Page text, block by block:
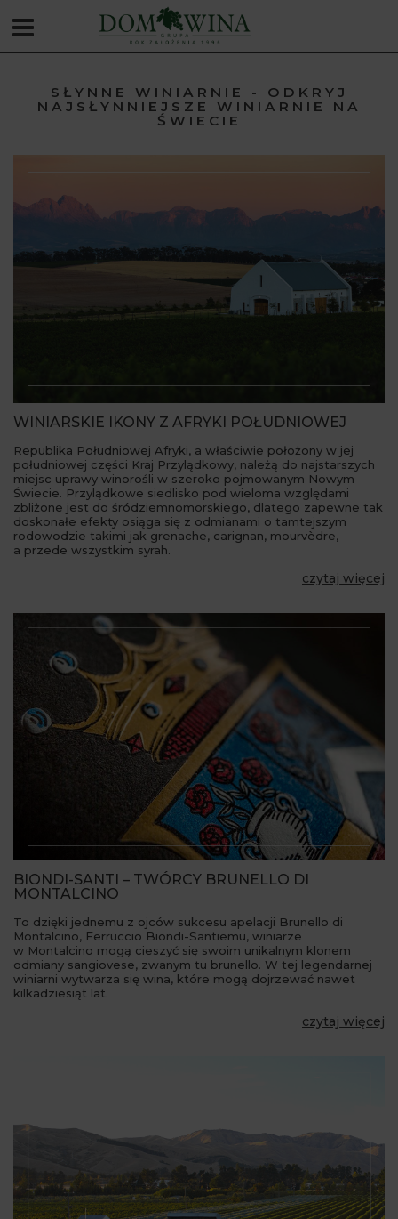
SŁYNNE WINIARNIE - ODKRYJ
NAJSŁYNNIEJSZE WINIARNIE NA
ŚWIECIE
WINIARSKIE IKONY Z AFRYKI POŁUDNIOWEJ
Republika Południowej Afryki, a właściwie położony w jej
południowej części Kraj Przylądkowy, należą do najstarszych
miejsc uprawy winorośli w szeroko pojmowanym Nowym
Świecie. Przylądkowe siedlisko pod wieloma względami
zbliżone jest do śródziemnomorskiego, dlatego zapewne tak
doskonałe efekty osiąga się z odmianami o tamtejszym
rodowodzie takimi jak grenache, carignan, mourvèdre,
a przede wszystkim syrah.
czytaj więcej
BIONDI-SANTI – TWÓRCY BRUNELLO DI
MONTALCINO
To dzięki jednemu z ojców sukcesu apelacji Brunello di
Montalcino, Ferruccio Biondi-Santiemu, winiarze
w Montalcino mogą cieszyć się swoim unikalnym klonem
odmiany sangiovese, zwanym tu brunello. W tej legendarnej
winiarni wytwarza się wina, które mogą dojrzewać nawet
kilkadziesiąt lat.
czytaj więcej